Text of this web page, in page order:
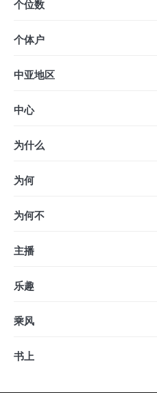
个位数
个体户
中亚地区
中心
为什么
为何
为何不
主播
乐趣
乘风
书上